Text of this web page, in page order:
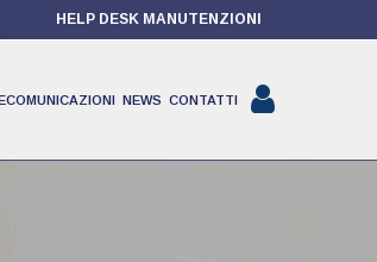
HELP DESK MANUTENZIONI
NEWS CONTATTI